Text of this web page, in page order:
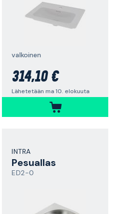
valkoinen
314,10 €
Lähetetään ma 10. elokuuta
INTRA
Pesuallas
ED2-0